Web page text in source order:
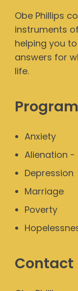
Obe Phillips
instruments
helping you
answers for
life.
Anxiety
Alienation -
Depression
Marriage
Poverty
Contact